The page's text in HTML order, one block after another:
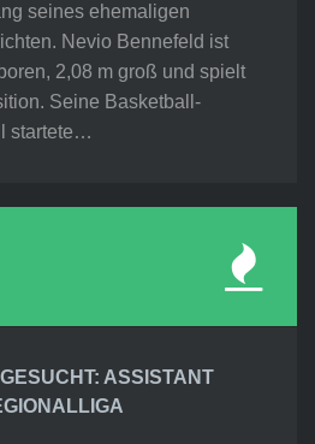
seines ehemaligen
Nevio Bennefeld ist
2,08 m groß und spielt
Seine Basketball-
startete…
ASSISTANT